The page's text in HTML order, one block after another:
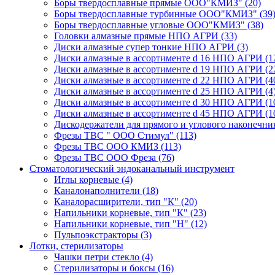
Боры твердосплавные прямые ООО"КМИЗ" (20)
Боры твердосплавные турбинные ООО"КМИЗ" (39)
Боры твердосплавные угловые ООО"КМИЗ" (38)
Головки алмазные прямые НПО АГРИ (33)
Диски алмазные супер тонкие НПО АГРИ (3)
Диски алмазные в ассортименте d 16 НПО АГРИ
Диски алмазные в ассортименте d 19 НПО АГРИ
Диски алмазные в ассортименте d 22 НПО АГРИ
Диски алмазные в ассортименте d 25 НПО АГРИ
Диски алмазные в ассортименте d 30 НПО АГРИ
Диски алмазные в ассортименте d 45 НПО АГРИ
Дискодержатели для прямого и углового
Фрезы ТВС " ООО Стимул" (113)
Фрезы ТВС ООО КМИЗ (113)
Фрезы ТВС ООО Фреза (76)
Стоматологический эндоканальный инструмент
Иглы корневые (4)
Каналонаполнители (18)
Каналорасширители, тип "К" (20)
Напильники корневые, тип "К" (23)
Напильники корневые, тип "Н" (12)
Пульпоэкстракторы (3)
Лотки, стерилизаторы
Чашки петри стекло (4)
Стерилизаторы и боксы (16)